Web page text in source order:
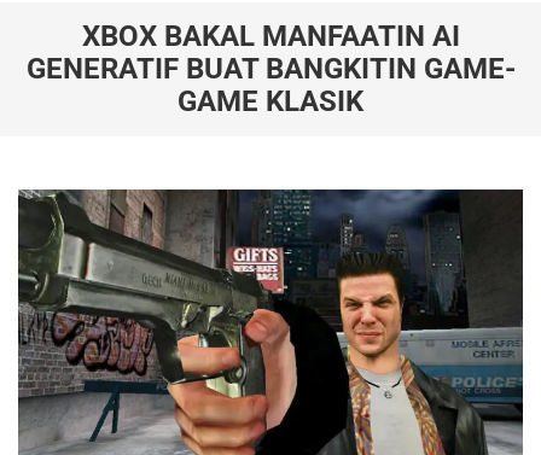
XBOX BAKAL MANFAATIN AI
GENERATIF BUAT BANGKITIN GAME-
GAME KLASIK